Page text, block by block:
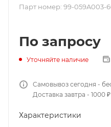
Парт номер: 99-059A003-
По запросу
Уточняйте наличие
Самовывоз сегодня -
Доставка завтра - 1000 ₽
Характеристики